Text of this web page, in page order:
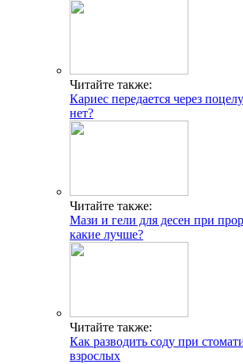
Читайте также:
Кариес передается через
нет?
Читайте также:
Мази и гели для десен при
какие лучше?
Читайте также:
Как разводить соду при
взрослых